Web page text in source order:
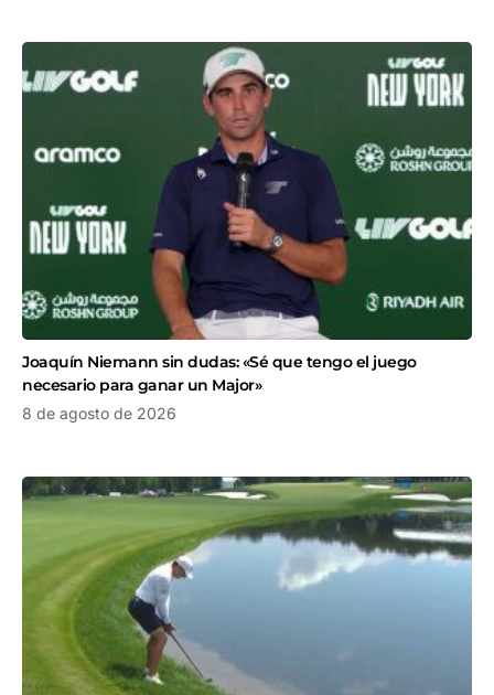
Joaquín Niemann sin dudas: «Sé que tengo el juego
necesario para ganar un Major»
8 de agosto de 2026